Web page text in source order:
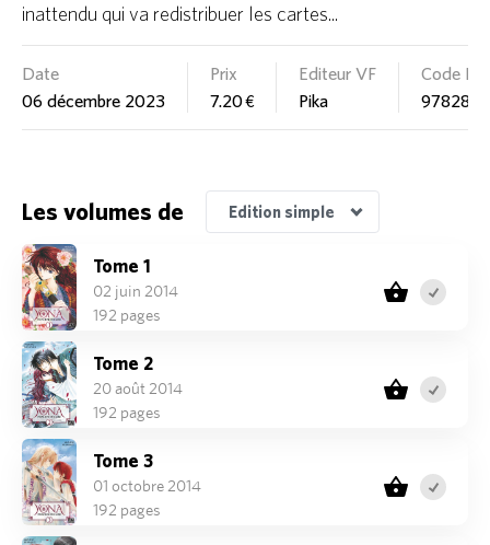
inattendu qui va redistribuer les cartes...
Date
06 décembre 2023
Prix
7.20 €
Editeur VF
Pika
Code
Les volumes de Edition simple
Tome 1
02 juin 2014
192 pages
Tome 2
20 août 2014
192 pages
Tome 3
01 octobre 2014
192 pages